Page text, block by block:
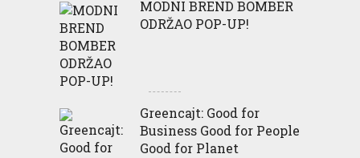
MODNI BREND BOMBER
ODRŽAO POP-UP!
Greencajt: Good for
Business Good for People
Good for Planet